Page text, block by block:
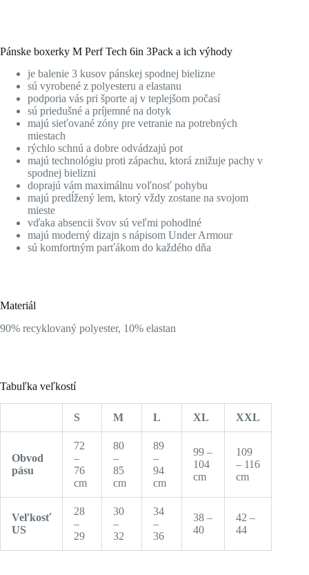
Pánske boxerky M Perf Tech 6in 3Pack a ich výhody
je balenie 3 kusov pánskej spodnej bielizne
sú vyrobené z polyesteru a elastanu
podporia vás pri športe aj v teplejšom počasí
sú priedušné a príjemné na dotyk
majú sieťované zóny pre vetranie na potrebných
miestach
rýchlo schnú a dobre odvádzajú pot
majú technológiu proti zápachu, ktorá znižuje pachy v
spodnej bielizni
doprajú vám maximálnu voľnosť pohybu
majú predĺžený lem, ktorý vždy zostane na svojom
mieste
vďaka absencii švov sú veľmi pohodlné
majú moderný dizajn s nápisom Under Armour
sú komfortným parťákom do každého dňa
Materiál
90% recyklovaný polyester, 10% elastan
Tabuľka veľkostí
S M L XL XXL
Obvod
pásu
72
–
76
cm
80
–
85
cm
89
–
94
cm
99 –
104
cm
109
– 116
cm
Veľkosť
US
28
–
29
30
–
32
34
–
36
38 –
40
42 –
44